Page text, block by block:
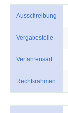
Ausschreibung
Vergabestelle
Verfahrensart
Rechtsrahmen